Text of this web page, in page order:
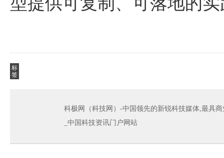
标
签
科极网（科技网）-中国领先的新锐科技媒体,最具
_中国科技资讯门户网站